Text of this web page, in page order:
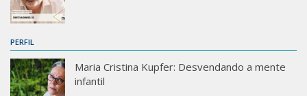
PERFIL
Maria Cristina Kupfer: Desvendando a mente
infantil